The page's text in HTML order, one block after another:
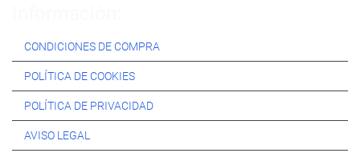
CONDICIONES DE COMPRA
POLÍTICA DE COOKIES
POLÍTICA DE PRIVACIDAD
AVISO LEGAL